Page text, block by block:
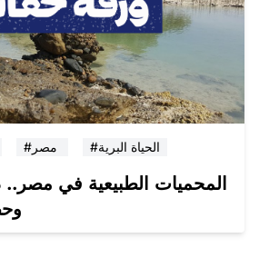
#الحياة البرية
المحميات الطبيعية في مصر..